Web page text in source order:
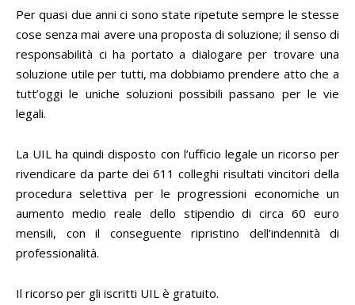
Per quasi due anni ci sono state ripetute sempre le stesse
cose senza mai avere una proposta di soluzione; il senso di
responsabilità ci ha portato a dialogare per trovare una
soluzione utile per tutti, ma dobbiamo prendere atto che a
tutt’oggi le uniche soluzioni possibili passano per le vie
legali.
La UIL ha quindi disposto con l’ufficio legale un ricorso per
rivendicare da parte dei 611 colleghi risultati vincitori della
procedura selettiva per le progressioni economiche un
aumento medio reale dello stipendio di circa 60 euro
mensili, con il conseguente ripristino dell’indennità di
professionalità.
Il ricorso per gli iscritti UIL è gratuito.